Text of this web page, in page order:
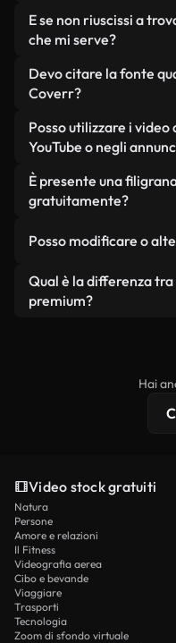
orizzontale, e da
artificiale. Ogni
Non se scegli le
Offriamo formati
mantengono alta la
tempi di caricamento
come LCP.
E se non riuscissi a
che mi serve?
Puoi crearne uno
Studio. Ti basta
pochi secondi un
conformità con i
Devo citare la fonte
Coverr?
Non è richiesto alcun
Tutti i video presenti
senza citare il
gradito.
Posso utilizzare i
YouTube o negli
Sì. Tutti i filmati di
in video monetizzati
condizione che non
È presente una
gratuitamente?
reali o generati
filigrane. Avrai a
all'uso.
Posso modificare o
Sì. Siete liberi di
nostri video.
Qual è la differenza
premium?
Hai
Video stock gratuiti
Natura
Persone
Amore e relazioni
Il Fitness
Videografia aerea
Cibo e bevande
Viaggiare
Trasporti
Tecnologia
Zoom di sfondo virtuale